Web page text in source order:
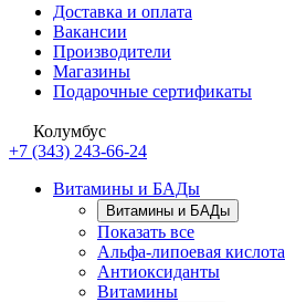
Доставка и оплата
Вакансии
Производители
Магазины
Подарочные сертификаты
Колумбус
+7 (343) 243-66-24
Витамины и БАДы
Витамины и БАДы
Показать все
Альфа-липоевая кислота
Антиоксиданты
Витамины